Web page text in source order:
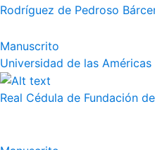
Rodríguez de Pedroso
Manuscrito
Universidad de las Américas
Real Cédula de Fundación